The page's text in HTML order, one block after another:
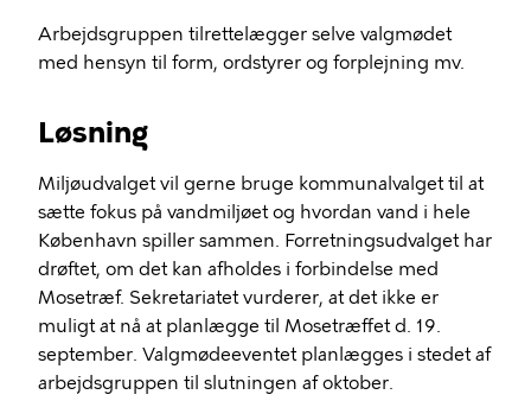
Arbejdsgruppen tilrettelægger selve valgmødet
med hensyn til form, ordstyrer og forplejning mv.
Løsning
Miljøudvalget vil gerne bruge kommunalvalget til at
sætte fokus på vandmiljøet og hvordan vand i hele
København spiller sammen. Forretningsudvalget har
drøftet, om det kan afholdes i forbindelse med
Mosetræf. Sekretariatet vurderer, at det ikke er
muligt at nå at planlægge til Mosetræffet d. 19.
september. Valgmødeeventet planlægges i stedet af
arbejdsgruppen til slutningen af oktober.